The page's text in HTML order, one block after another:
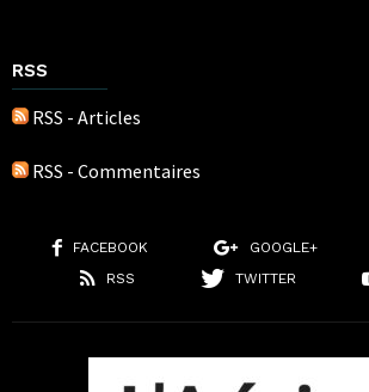
RSS
RSS - Articles
RSS - Commentaires
FACEBOOK GOOGLE+
RSS
TWITTER